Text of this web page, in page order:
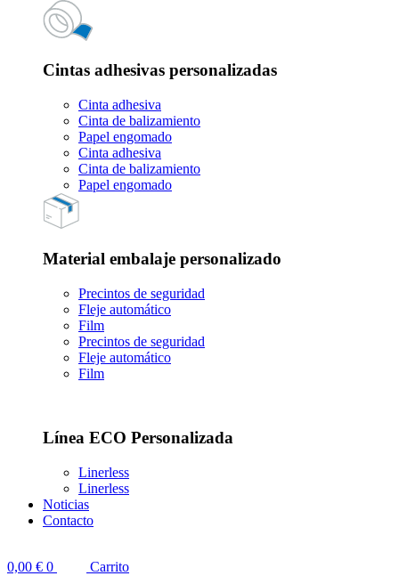
Cintas adhesivas personalizadas
Cinta adhesiva
Cinta de balizamiento
Papel engomado
Cinta adhesiva
Cinta de balizamiento
Papel engomado
Material embalaje personalizado
Precintos de seguridad
Fleje automático
Film
Precintos de seguridad
Fleje automático
Film
Línea ECO Personalizada
Linerless
Linerless
Noticias
Contacto
0,00 € 0
Carrito